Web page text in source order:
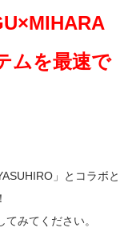
ムを最速で
」とコラボと
みてください。